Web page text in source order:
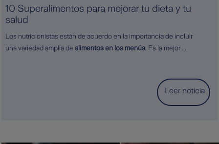
10 Superalimentos para mejorar tu dieta y tu
salud
Los nutricionistas están de acuerdo en la importancia de incluir
una variedad amplia de alimentos en los menús . Es la mejor ...
Leer noticia